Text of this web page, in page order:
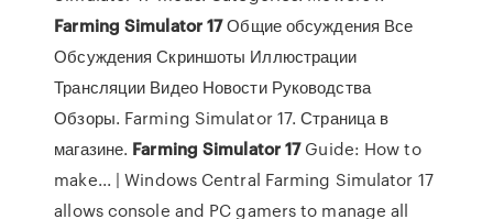
Farming Simulator17Общие обсуждения Все
Обсуждения Скриншоты Иллюстрации
Трансляции Видео Новости Руководства
Обзоры. Farming Simulator 17. Страница в
магазине. Farming Simulator17Guide: How to
make... | Windows Central Farming Simulator 17
allows console and PC gamers to manage all